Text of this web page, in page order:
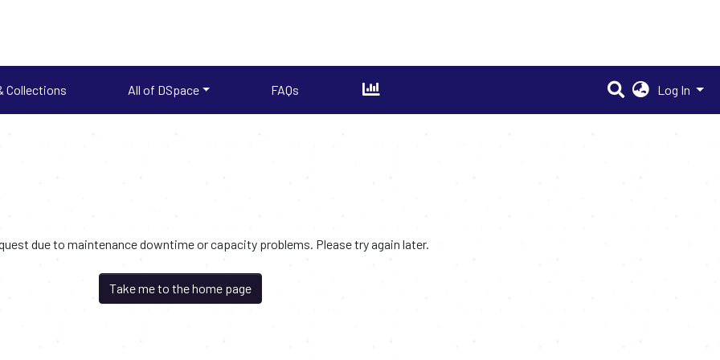
Collections All of DSpace FAQs Log In
due to maintenance downtime or capacity problems. Please try again later.
Take me to the home page